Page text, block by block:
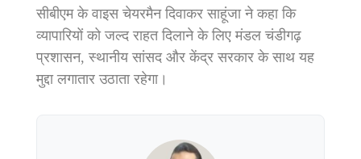
सीबीएम के वाइस चेयरमैन दिवाकर साहूंजा ने कहा कि
व्यापारियों को जल्द राहत दिलाने के लिए मंडल चंडीगढ़
प्रशासन, स्थानीय सांसद और केंद्र सरकार के साथ यह
मुद्दा लगातार उठाता रहेगा।